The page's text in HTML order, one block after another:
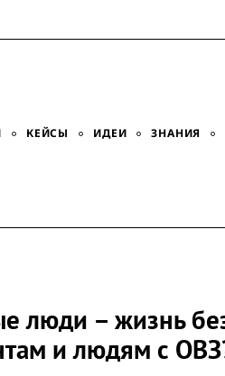
КЕЙСЫ ИДЕИ ЗНАНИЯ
люди – жизнь
и людям с